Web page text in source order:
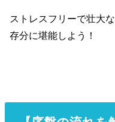
ストレスフリーで壮大
存分に堪能しよう！